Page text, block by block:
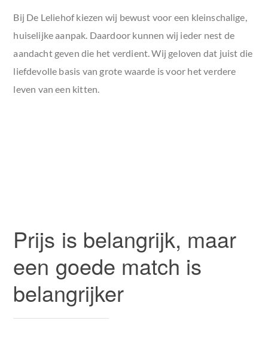
Bij De Leliehof kiezen wij bewust voor een kleinschalige,
huiselijke aanpak. Daardoor kunnen wij ieder nest de
aandacht geven die het verdient. Wij geloven dat juist die
liefdevolle basis van grote waarde is voor het verdere
leven van een kitten.
Prijs is belangrijk, maar
een goede match is
belangrijker